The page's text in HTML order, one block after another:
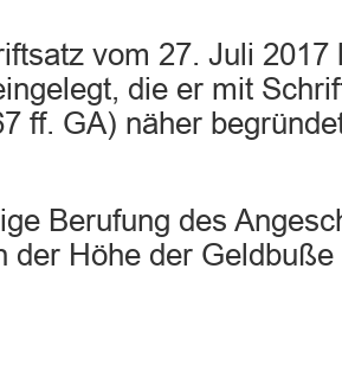
vom 27. Juli 2017
die er mit
ff. GA) näher
Berufung des
der Höhe der